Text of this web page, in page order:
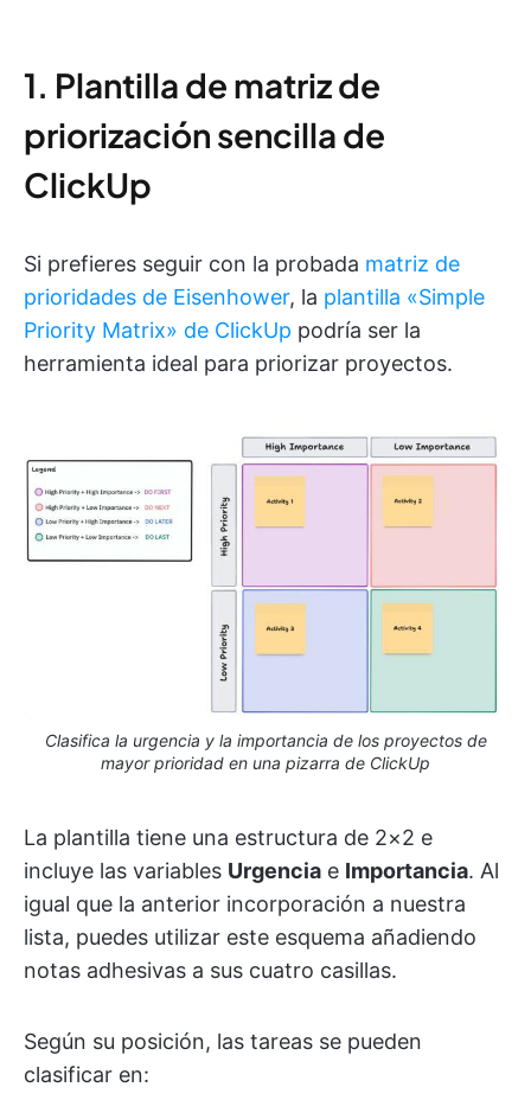
1. Plantilla de matriz de
priorización sencilla de
ClickUp
Si prefieres seguir con la probada matriz de
prioridades de Eisenhower, la plantilla «Simple
Priority Matrix» de ClickUp podría ser la
herramienta ideal para priorizar proyectos.
Clasifica la urgencia y la importancia de los proyectos de
mayor prioridad en una pizarra de ClickUp
La plantilla tiene una estructura de 2×2 e
incluye las variables Urgencia e Importancia. Al
igual que la anterior incorporación a nuestra
lista, puedes utilizar este esquema añadiendo
notas adhesivas a sus cuatro casillas.
Según su posición, las tareas se pueden
clasificar en: